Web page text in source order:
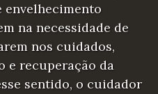
envelhecimento
na necessidade de
nos cuidados,
e recuperação da
sentido, o cuidador